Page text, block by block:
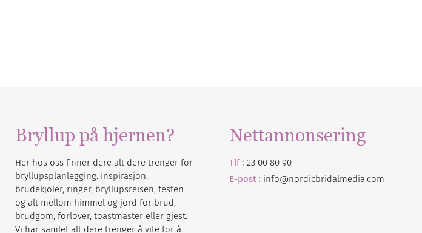
Bryllup på hjernen?
Her hos oss finner dere alt dere trenger for
bryllupsplanlegging: inspirasjon,
brudekjoler, ringer, bryllupsreisen, festen
og alt mellom himmel og jord for brud,
brudgom, forlover, toastmaster eller gjest.
Vi har samlet alt dere trenger å vite for å
Nettannonsering
Tlf : 23 00 80 90
E-post : info@nordicbridalmedia.com